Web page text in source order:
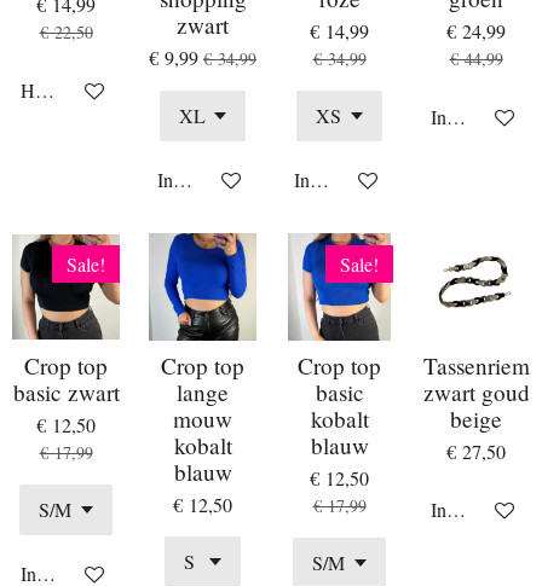
€ 22,50
Houd mij op de hoogte
zwart
€ 9,99 € 34,99
In winkelwagen
€ 14,99
€ 34,99
In winkelwagen
€ 24,99
€ 44,99
In
Sale!
Crop top
basic zwart
€ 12,50
€ 17,99
In winkelwagen
Crop top
lange
mouw
kobalt
blauw
€ 12,50
Sale!
Crop top
basic
kobalt
blauw
€ 12,50
€ 17,99
Tassenriem
zwart goud
beige
€ 27,50
In